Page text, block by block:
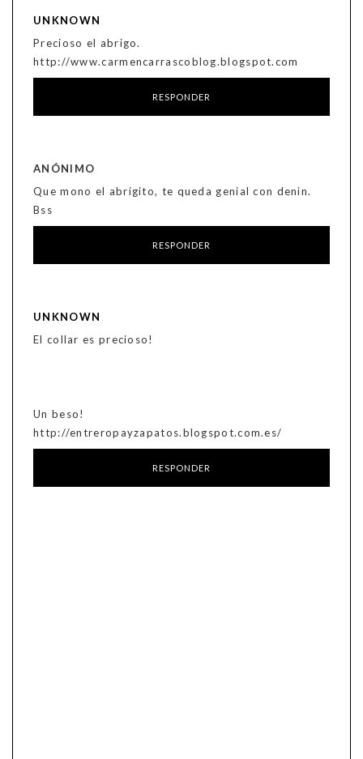
UNKNOWN
Precioso el abrigo.
http://www.carmencarrascoblog.blogspot.com
RESPONDER
ANÓNIMO
Que mono el abrigito, te queda genial con denin.
Bss
RESPONDER
UNKNOWN
El collar es precioso!
Un beso!
http://entreropayzapatos.blogspot.com.es/
RESPONDER